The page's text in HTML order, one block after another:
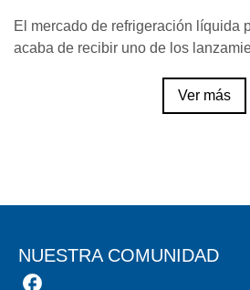
El mercado de refrigeración líquida
acaba de recibir uno de los
Ver más
NUESTRA COMUNIDAD